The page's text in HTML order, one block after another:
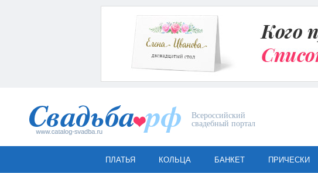
Всероссийский
свадебный портал
ПЛАТЬЯ КОЛЬЦА БАНКЕТ ПРИЧЕСКИ